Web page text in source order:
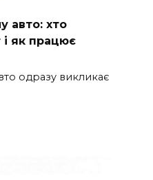
авто: хто
як працює
одразу викликає